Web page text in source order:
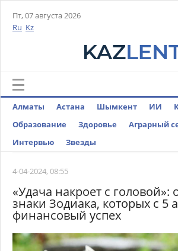
Пт, 07 августа 2026
Ru Kz
Алматы Астана Шымкент ИИ
Образование
Здоровье Аграрный
Интервью
Звезды
4-04-2024, 08:55
«Удача накроет с головой»:
знаки Зодиака, которых с 5
финансовый успех